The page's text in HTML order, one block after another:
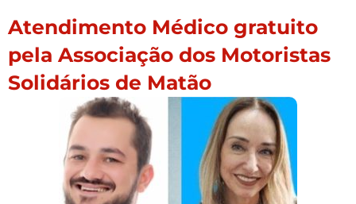
Atendimento Médico gratuito
pela Associação dos Motoristas
Solidários de Matão